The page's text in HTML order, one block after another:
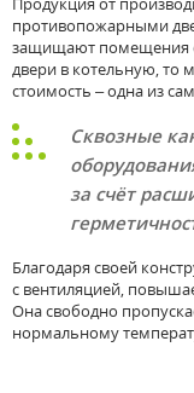
противопожарными
защищают помещения
двери в котельную, то
стоимость – одна из
Сквозные
за счёт
Благодаря своей
с вентиляцией,
Она свободно
нормальному